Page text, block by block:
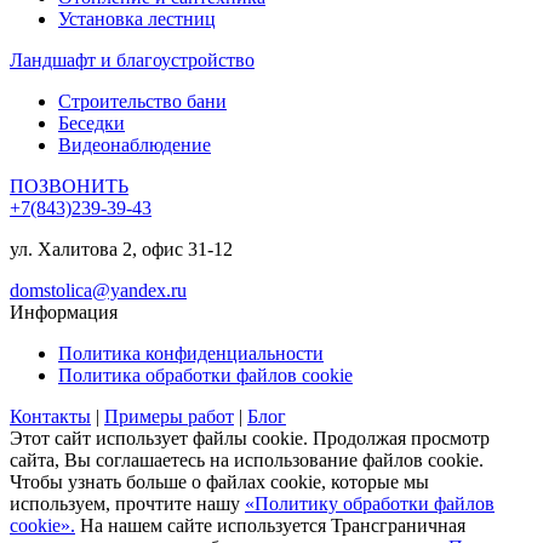
Установка лестниц
Ландшафт и благоустройство
Строительство бани
Беседки
Видеонаблюдение
ПОЗВОНИТЬ
+7(843)239-39-43
ул. Халитова 2, офис 31-12
domstolica@yandex.ru
Информация
Политика конфиденциальности
Политика обработки файлов cookie
Контакты | Примеры работ | Блог
Этот сайт использует файлы cookie. Продолжая просмотр
сайта, Вы соглашаетесь на использование файлов cookie.
Чтобы узнать больше о файлах cookie, которые мы
используем, прочтите нашу «Политику обработки файлов
cookie». На нашем сайте используется Трансграничная